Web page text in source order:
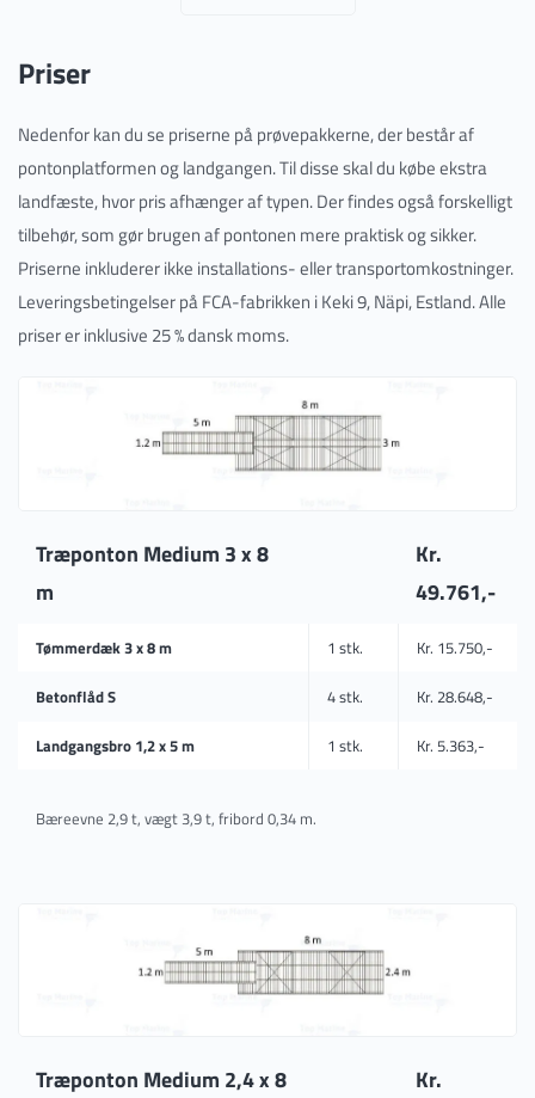
Priser
Nedenfor kan du se priserne på prøvepakkerne, der består af
pontonplatformen og landgangen. Til disse skal du købe ekstra
landfæste, hvor pris afhænger af typen. Der findes også forskelligt
tilbehør, som gør brugen af pontonen mere praktisk og sikker.
Priserne inkluderer ikke installations- eller transportomkostninger.
Leveringsbetingelser på FCA-fabrikken i Keki 9, Näpi, Estland. Alle
priser er inklusive 25 % dansk moms.
Træponton Medium 3 x 8
m
Kr.
49.761,-
Tømmerdæk 3 x 8 m 1 stk. Kr. 15.750,-
Betonflåd S 4 stk. Kr. 28.648,-
Landgangsbro 1,2 x 5 m 1 stk. Kr. 5.363,-
Bæreevne 2,9 t, vægt 3,9 t, fribord 0,34 m.
Træponton Medium 2,4 x 8
Kr.